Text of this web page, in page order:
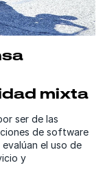
mixta
ser de las
de software
el uso de
y